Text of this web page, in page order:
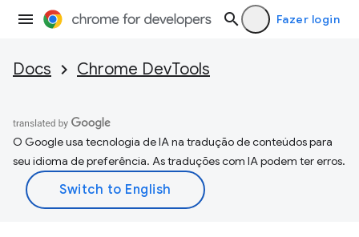
Fazer login
Docs Chrome DevTools
O Google usa tecnologia de IA na tradução de conteúdos para
seu idioma de preferência. As traduções com IA podem ter erros.